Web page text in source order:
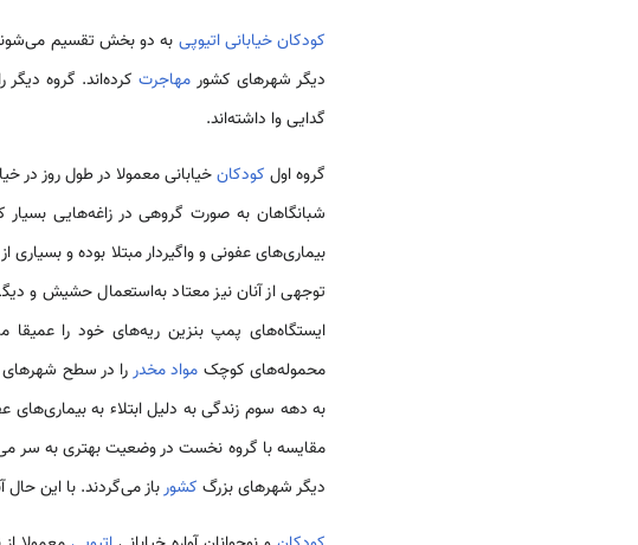
کودکان خیابانی اتیوپی به دو بخش تقسیم می‌شوند:
دیگر شهرهای کشور مهاجرتکرده‌اند. گروه
گدایی وا داشته‌اند.
گروه اول کودکانخیابانی معمولا در طول روز در
شبانگاهان به صورت گروهی در زاغه‌هایی
بیماری‌های عفونی و واگیردار مبتلا بوده و
توجهی از آنان نیز معتاد به‌استعمال حشیش و
ایستگاه‌های پمپ بنزین ریه‌های خود را عمیقا
محموله‌های کوچک مواد مخدررا در سطح شهرهای
به دهه سوم زندگی به دلیل ابتلاء به
مقایسه با گروه نخست در وضعیت بهتری به سر
دیگر شهرهای بزرگ کشورباز می‌گردند. با این حال